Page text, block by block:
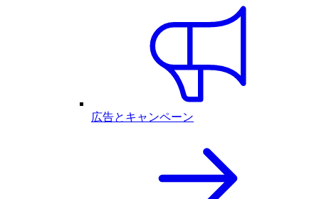
広告とキャンペーン